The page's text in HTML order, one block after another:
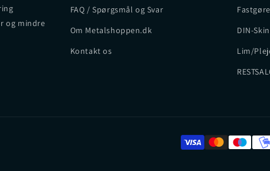
og mindre
FAQ / Spørgsmål og Svar
Om Metalshoppen.dk
Kontakt os
DIN-
Lim/